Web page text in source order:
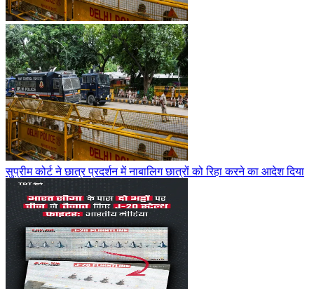
सुप्रीम कोर्ट ने छात्र प्रदर्शन में नाबालिग छात्रों को रिहा करने का आदेश दिया